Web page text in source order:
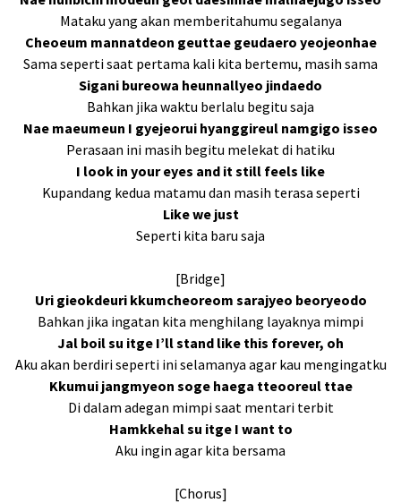
Mataku yang akan memberitahumu segalanya
Cheoeum mannatdeon geuttae geudaеro yeojeonhae
Sama seperti saat pertama kali kita bertemu, masih sama
Sigani burеowa heunnallyeo jindaedo
Bahkan jika waktu berlalu begitu saja
Nae maeumeun I gyejeorui hyanggireul namgigo isseo
Perasaan ini masih begitu melekat di hatiku
I look in your eyes and it still feels like
Kupandang kedua matamu dan masih terasa seperti
Like we just
Seperti kita baru saja
[Bridge]
Uri gieokdeuri kkumcheoreom sarajyeo beoryeodo
Bahkan jika ingatan kita menghilang layaknya mimpi
Jal boil su itge I’ll stand like this forever, oh
Aku akan berdiri seperti ini selamanya agar kau mengingatku
Kkumui jangmyeon soge haega tteooreul ttae
Di dalam adegan mimpi saat mentari terbit
Hamkkehal su itge I want to
Aku ingin agar kita bersama
[Chorus]